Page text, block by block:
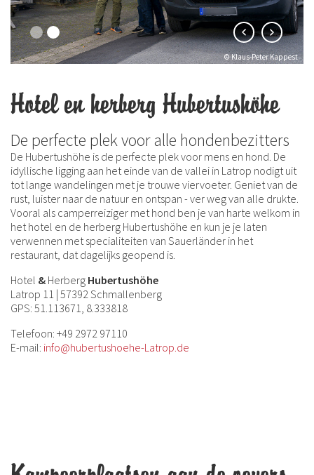
© Klaus-Peter Kappest
Hotel en herberg Hubertushöhe
De perfecte plek voor alle hondenbezitters
De Hubertushöhe is de perfecte plek voor mens en hond. De
idyllische ligging aan het einde van de vallei in Latrop nodigt uit
tot lange wandelingen met je trouwe viervoeter. Geniet van de
rust, luister naar de natuur en ontspan - ver weg van alle drukte.
Vooral als camperreiziger met hond ben je van harte welkom in
het hotel en de herberg Hubertushöhe en kun je je laten
verwennen met specialiteiten van Sauerländer in het
restaurant, dat dagelijks geopend is.
Hotel & Herberg Hubertushöhe
Latrop 11 | 57392 Schmallenberg
GPS: 51.113671, 8.333818
Telefoon: +49 2972 97110
E-mail: info@hubertushoehe-Latrop.de